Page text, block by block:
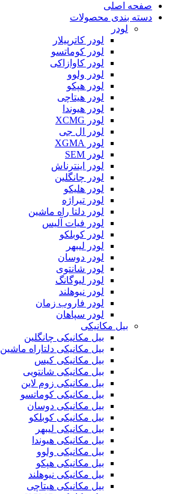
صفحه اصلی
دسته بندی محصولات
لودر
لودر کاترپیلار
لودر کوماتسو
لودر کاوازاکی
لودر ولوو
لودر هپکو
لودر هیتاچی
لودر هیوندا
لودر XCMG
لودر ال جی
لودر XGMA
لودر SEM
لودر اینترناش
لودر چانگلین
لودر هلیکو
لودر تیراژه
لودر دلتا راه ماشین
لودر فیات آلیس
لودر کوبلکو
لودر لیبهر
لودر دوسان
لودر شانتوی
لودر لیوگانگ
لودر نیوهلند
لودر فاروب زمان
لودر سپاهان
بیل مکانیکی
بیل مکانیکی چانگلین
بیل مکانیکی دلتاراه ماشین
بیل مکانیکی کیس
بیل مکانیکی شانتویی
بیل مکانیکی زوم لاین
بیل مکانیکی کوماتسو
بیل مکانیکی دوسان
بیل مکانیکی کوبلکو
بیل مکانیکی لیبهر
بیل مکانیکی هیوندا
بیل مکانیکی ولوو
بیل مکانیکی هپکو
بیل مکانیکی نیوهلند
بیل مکانیکی هیتاچی